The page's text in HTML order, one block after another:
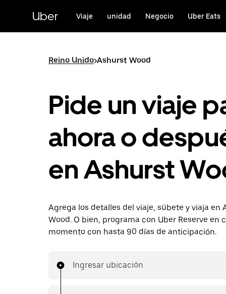
contenido
principal
Uber Viaje unidad Negocio Uber Eats
Reino Unido>Ashurst Wood
Pide un viaje
ahora o
en Ashurst
Agrega los detalles del viaje, súbete y viaja en
Wood. O bien, programa con Uber Reserve en
momento con hasta 90 días de anticipación.
Ingresar ubicación